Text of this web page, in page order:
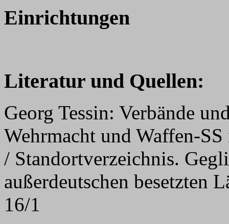
Einrichtungen
Literatur und Quellen:
Georg Tessin: Verbände
Wehrmacht und Waffen-
/ Standortverzeichnis.
außerdeutschen besetzten
16/1